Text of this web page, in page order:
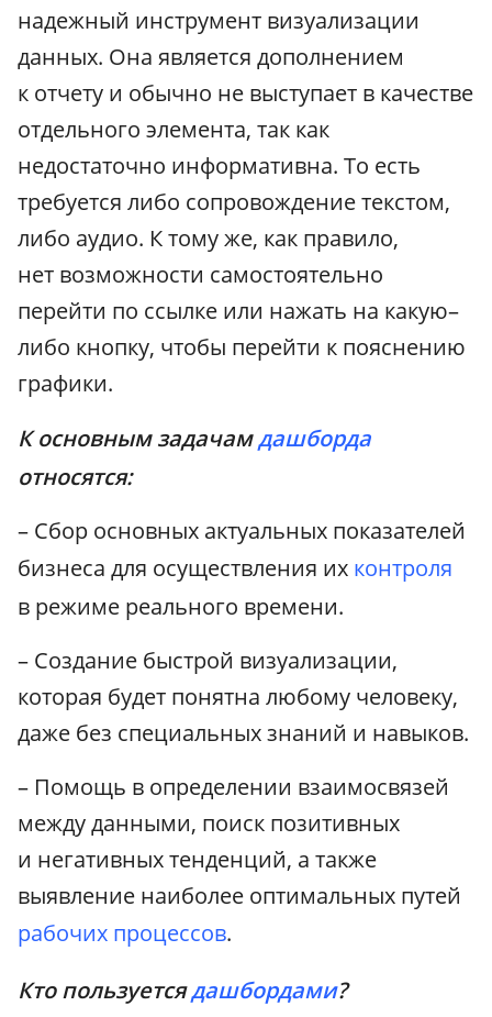
надежный инструмент визуализации
данных. Она является дополнением
к отчету и обычно не выступает в качестве
отдельного элемента, так как
недостаточно информативна. То есть
требуется либо сопровождение текстом,
либо аудио. К тому же, как правило,
нет возможности самостоятельно
перейти по ссылке или нажать на какую–
либо кнопку, чтобы перейти к пояснению
графики.
К основным задачамдашборда
относятся:
– Сбор основных актуальных показателей
бизнеса для осуществления их контроля
в режиме реального времени.
– Создание быстрой визуализации,
которая будет понятна любому человеку,
даже без специальных знаний и навыков.
– Помощь в определении взаимосвязей
между данными, поиск позитивных
и негативных тенденций, а также
выявление наиболее оптимальных путей
рабочих процессов.
Кто пользуетсядашбордами?